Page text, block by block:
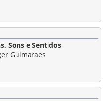
Sons e Sentidos
Guimaraes